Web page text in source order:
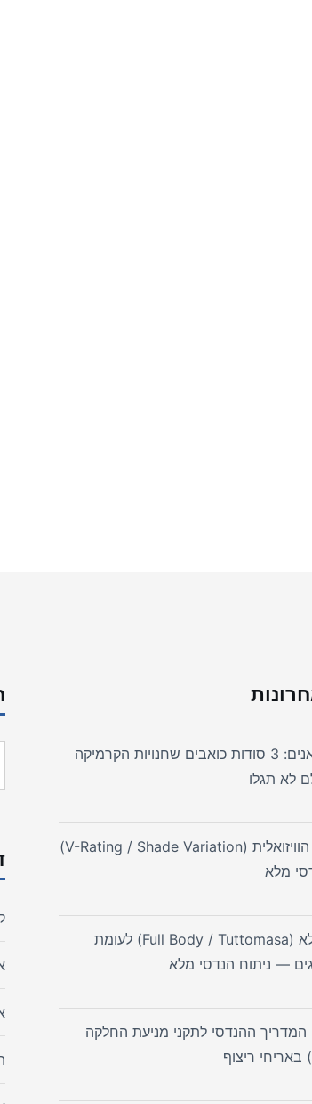
שתיקת היבואנים: 3 סודות כואבים שחנויות הקרמיקה
לא תגלו
מדד השונות הוויזואלית (V-Rating / Shade Variation)
מלא
אריחי גוף מלא (Full Body / Tuttomasa) לעומת
— ניתוח הנדסי מלא
המדריך ההנדסי לתקני מניעת החלקה